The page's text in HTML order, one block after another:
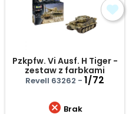
Pzkpfw. Vi Ausf. H Tiger -
zestaw z farbkami
Revell 63262 - 1/72
 Brak